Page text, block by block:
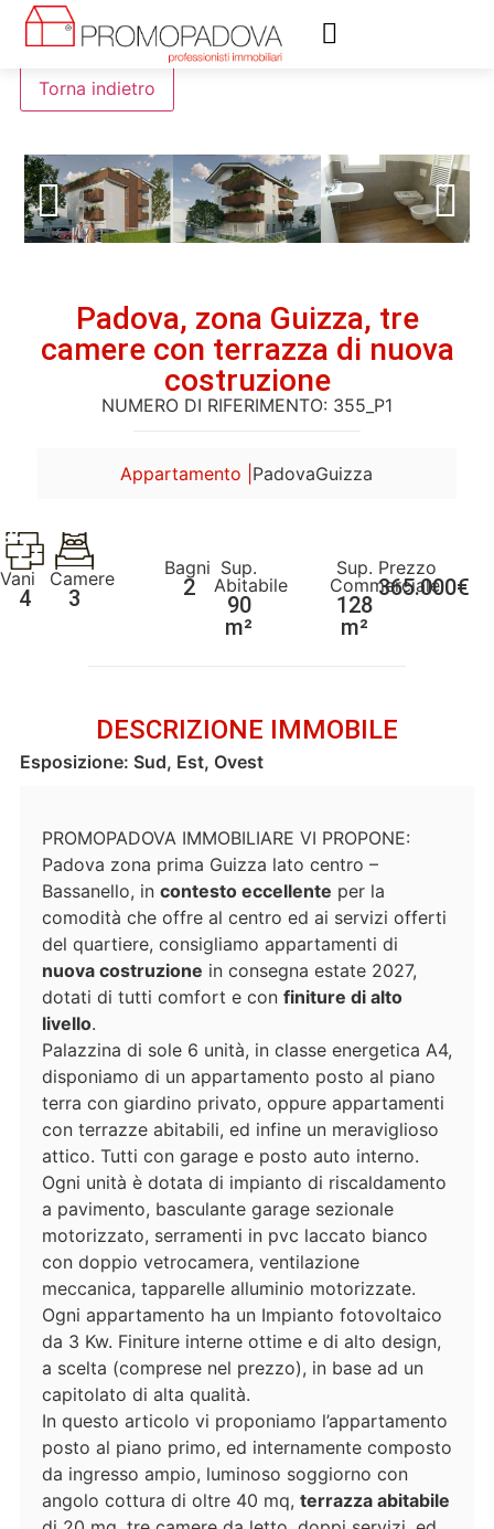
Padova, zona Guizza, tre
camere con terrazza di nuova
costruzione
NUMERO DI RIFERIMENTO: 355_P1
Appartamento | PadovaGuizza
Vani
4
Camere
3
Bagni
2
Sup.
Abitabile
90
m²
Sup.
Commerciale
128
m²
Prezzo
365.000€
DESCRIZIONE IMMOBILE
Esposizione: Sud, Est, Ovest
PROMOPADOVA IMMOBILIARE VI PROPONE:
Padova zona prima Guizza lato centro –
Bassanello, in contesto eccellente per la
comodità che offre al centro ed ai servizi offerti
del quartiere, consigliamo appartamenti di
nuova costruzione in consegna estate 2027,
dotati di tutti comfort e con finiture di alto
livello.
Palazzina di sole 6 unità, in classe energetica A4,
disponiamo di un appartamento posto al piano
terra con giardino privato, oppure appartamenti
con terrazze abitabili, ed infine un meraviglioso
attico. Tutti con garage e posto auto interno.
Ogni unità è dotata di impianto di riscaldamento
a pavimento, basculante garage sezionale
motorizzato, serramenti in pvc laccato bianco
con doppio vetrocamera, ventilazione
meccanica, tapparelle alluminio motorizzate.
Ogni appartamento ha un Impianto fotovoltaico
da 3 Kw. Finiture interne ottime e di alto design,
a scelta (comprese nel prezzo), in base ad un
capitolato di alta qualità.
In questo articolo vi proponiamo l’appartamento
posto al piano primo, ed internamente composto
da ingresso ampio, luminoso soggiorno con
angolo cottura di oltre 40 mq, terrazza abitabile